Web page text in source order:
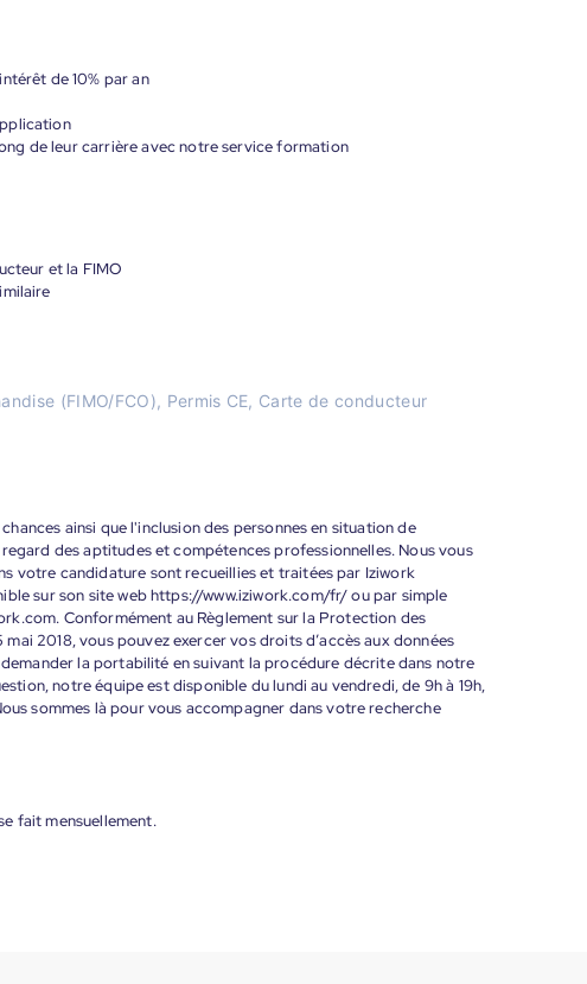
de 10% par an
de leur carrière avec notre service formation
et la FIMO
(FIMO/FCO), Permis CE, Carte de conducteur
ainsi que l'inclusion des personnes en situation de
des aptitudes et compétences professionnelles. Nous vous
votre candidature sont recueillies et traitées par Iziwork
sur son site web https://www.iziwork.com/fr/ ou par simple
Conformément au Règlement sur la Protection des
2018, vous pouvez exercer vos droits d’accès aux données
la portabilité en suivant la procédure décrite dans notre
notre équipe est disponible du lundi au vendredi, de 9h à 19h,
sommes là pour vous accompagner dans votre recherche
fait mensuellement.